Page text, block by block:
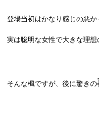
登場当初はかなり感じの悪か
実は聡明な女性で大きな理想
そんな楓ですが、後に驚きの